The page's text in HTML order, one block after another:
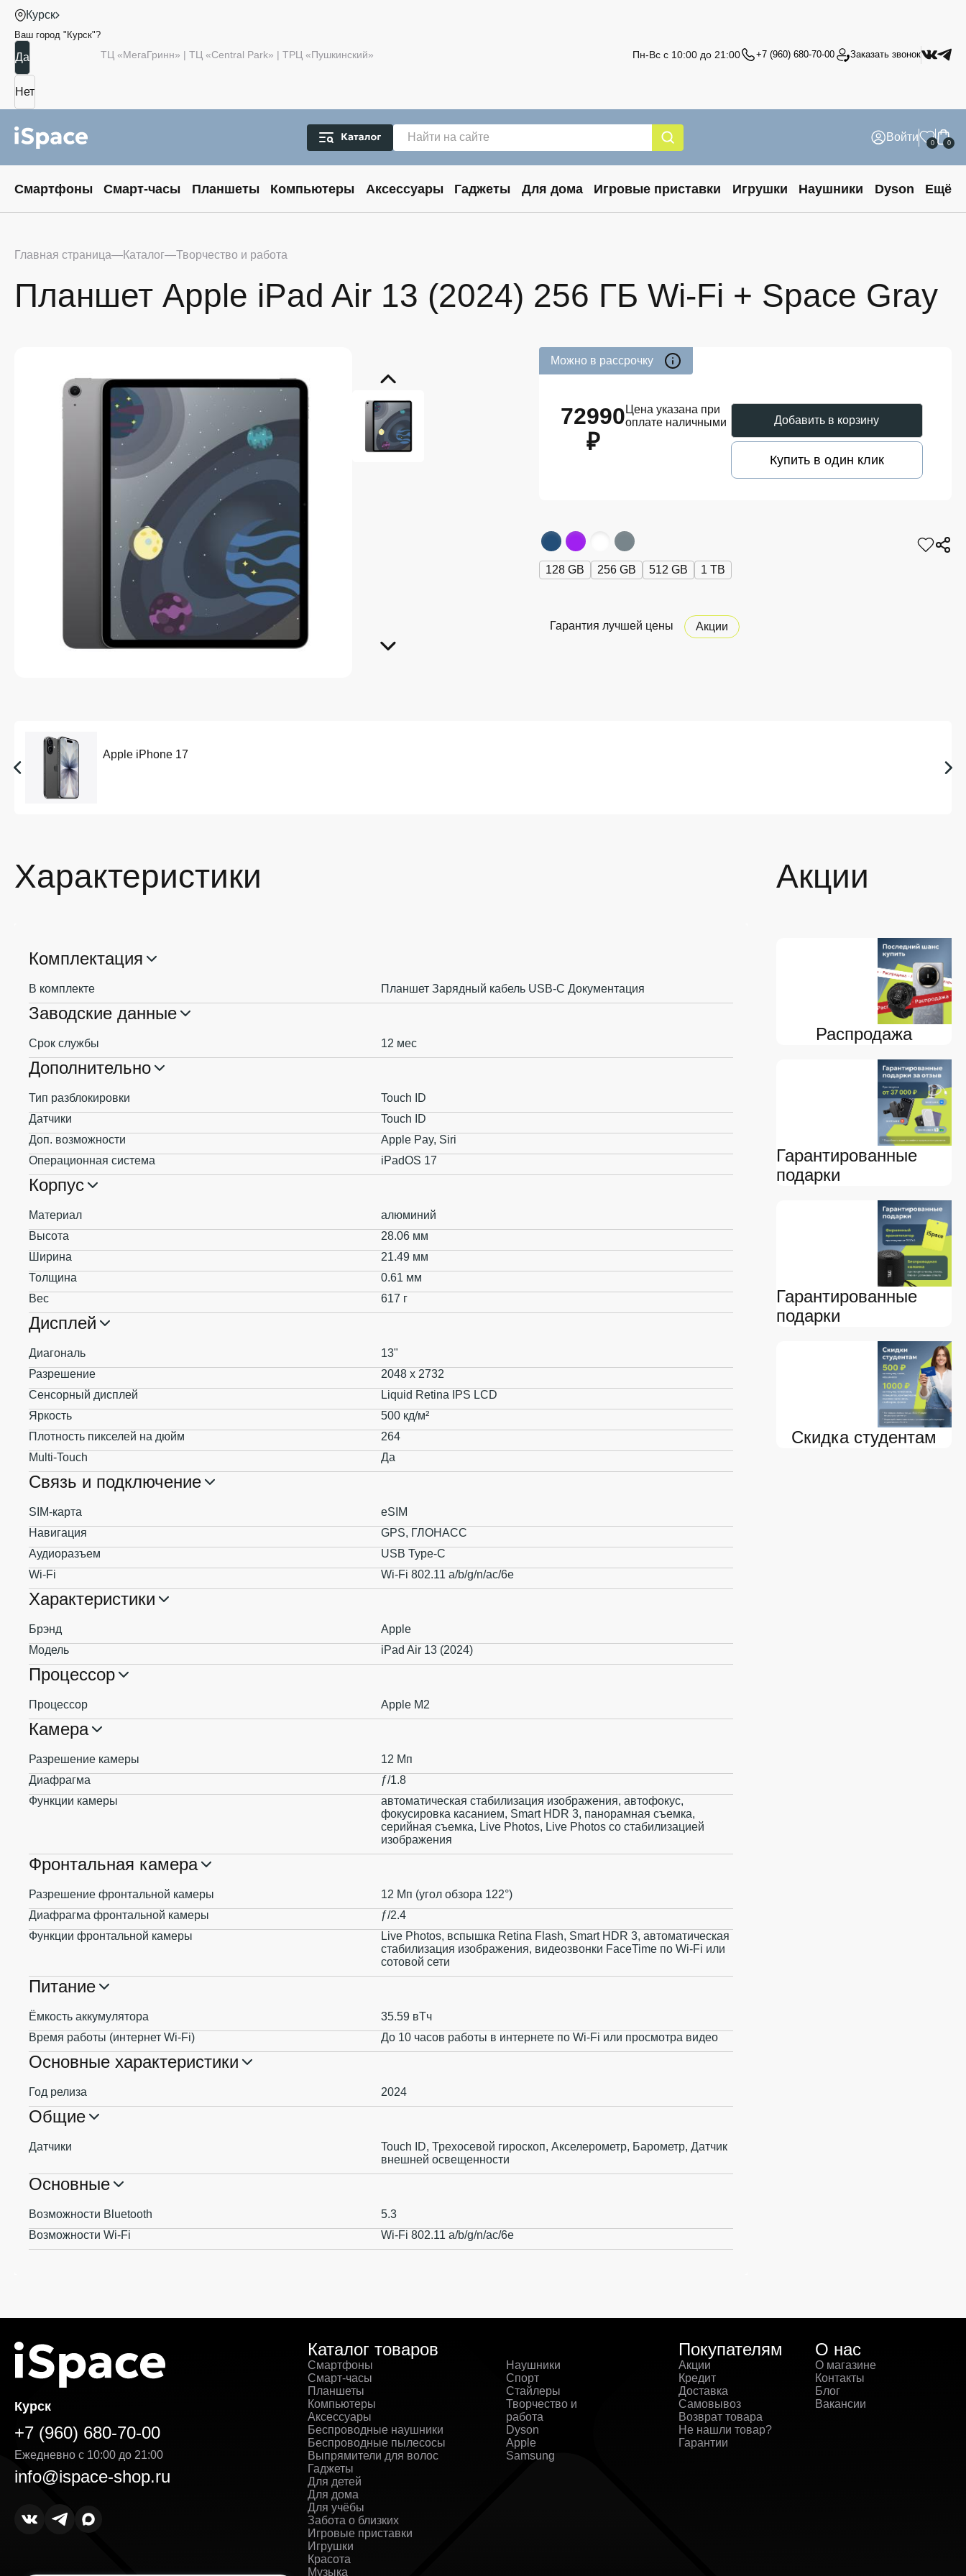
Курск
Ваш город " Курск"?
ТЦ «МегаГринн» | ТЦ «Central Park» | ТРЦ «Пушкинский» Пн-Вс с 10:00 до 21:00 +7 (960) 680-70-00 Заказать звонок
Войти 0 0
Смартфоны Смарт-часы Планшеты Компьютеры Аксессуары Гаджеты Для дома Игровые приставки Игрушки Наушники Dyson Ещё
Главная страница Каталог Творчество и работа
Планшет Apple iPad Air 13 (2024) 256 ГБ Wi-Fi + Space Gray
Можно в рассрочку
72990
₽
Цена указана при
оплате наличными
Добавить в корзину
Купить в один клик
128 GB 256 GB 512 GB 1 TB
Гарантия лучшей цены Акции
Apple iPhone 17
Акции
Распродажа
Гарантированные
подарки
Гарантированные
подарки
Скидка студентам
Характеристики
Комплектация
В комплекте Планшет Зарядный кабель USB‑C Документация
Заводские данные
Срок службы 12 мес
Дополнительно
Тип разблокировки
Touch ID
Датчики
Touch ID
Доп. возможности
Apple Pay, Siri
Операционная система
iPadOS 17
Корпус
Материал
алюминий
Высота
28.06 мм
Ширина
21.49 мм
Толщина
0.61 мм
Вес
617 г
Дисплей
Диагональ
13"
Разрешение
2048 x 2732
Сенсорный дисплей
Liquid Retina IPS LCD
Яркость
500 кд/м²
Плотность пикселей на дюйм
264
Multi-Touch
Да
Связь и подключение
SIM-карта
eSIM
Навигация
GPS, ГЛОНАСС
Аудиоразъем
USB Type-C
Wi-Fi
Wi-Fi 802.11 a/b/g/n/ac/6e
Характеристики
Брэнд
Apple
Модель
iPad Air 13 (2024)
Процессор
Процессор Apple M2
Камера
Разрешение камеры
12 Мп
Диафрагма
ƒ/1.8
Функции камеры
автоматическая стабилизация изображения, автофокус,
фокусировка касанием, Smart HDR 3, панорамная съемка,
серийная съемка, Live Photos, Live Photos со стабилизацией
изображения
Фронтальная камера
Разрешение фронтальной камеры
12 Мп (угол обзора 122°)
Диафрагма фронтальной камеры
ƒ/2.4
Функции фронтальной камеры
Live Photos, вспышка Retina Flash, Smart HDR 3, автоматическая
стабилизация изображения, видеозвонки FaceTime по Wi‑Fi или
сотовой сети
Питание
Ёмкость аккумулятора
35.59 вТч
Время работы (интернет Wi-Fi)
До 10 часов работы в интернете по Wi‑Fi или просмотра видео
Основные характеристики
Год релиза 2024
Общие
Датчики
Touch ID, Трехосевой гироскоп, Акселерометр, Барометр, Датчик
внешней освещенности
Основные
Возможности Bluetooth
5.3
Возможности Wi-Fi
Wi-Fi 802.11 a/b/g/n/ac/6e
Курск
+7 (960) 680-70-00
Ежедневно с 10:00 до 21:00
info@ispace-shop.ru
Каталог товаров
Смартфоны
Смарт-часы
Планшеты
Компьютеры
Аксессуары
Беспроводные наушники
Беспроводные пылесосы
Выпрямители для волос
Гаджеты
Для детей
Для дома
Для учёбы
Забота о близких
Игровые приставки
Игрушки
Красота
Музыка
Наушники
Спорт
Стайлеры
Творчество и
работа
Dyson
Apple
Samsung
Покупателям
Акции
Кредит
Доставка
Самовывоз
Возврат товара
Не нашли товар?
Гарантии
О нас
О магазине
Контакты
Блог
Вакансии